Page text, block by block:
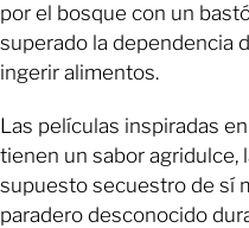
por el bosque con un
superado la dependencia
ingerir alimentos.
Las películas inspiradas
tienen un sabor agridulce,
supuesto secuestro de sí
paradero desconocido